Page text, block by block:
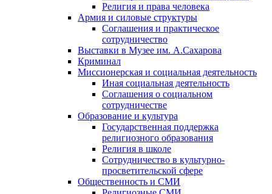
Религия и права человека
Армия и силовые структуры
Соглашения и практическое
сотрудничество
Выставки в Музее им. А.Сахарова
Криминал
Миссионерская и социальная деятельность
Иная социальная деятельность
Соглашения о социальном
сотрудничестве
Образование и культура
Государственная поддержка
религиозного образования
Религия в школе
Сотрудничество в культурно-
просветительской сфере
Общественность и СМИ